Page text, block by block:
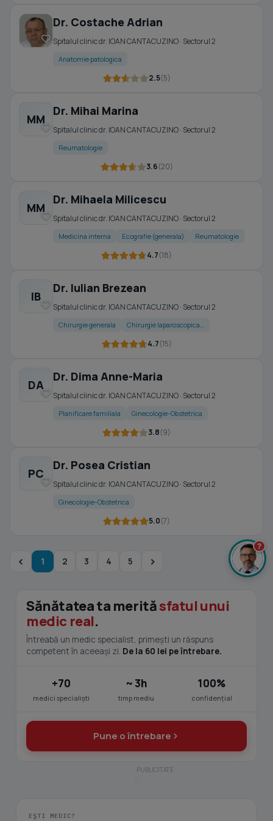
Dr. Costache Adrian
Spitalul clinic dr. IOAN CANTACUZINO · Sectorul 2
Anatomie patologica
2.5(5)
MM
Dr. Mihai Marina
Spitalul clinic dr. IOAN CANTACUZINO · Sectorul 2
Reumatologie
3.6(20)
MM
Dr. Mihaela Milicescu
Spitalul clinic dr. IOAN CANTACUZINO · Sectorul 2
Medicina interna Ecografie (generala) Reumatologie
4.7(18)
IB
Dr. Iulian Brezean
Spitalul clinic dr. IOAN CANTACUZINO · Sectorul 2
Chirurgie generala Chirurgie laparoscopica…
4.7(15)
DA
Dr. Dima Anne-Maria
Spitalul clinic dr. IOAN CANTACUZINO · Sectorul 2
Planificare familiala Ginecologie-Obstetrica
3.8(9)
PC
Dr. Posea Cristian
Spitalul clinic dr. IOAN CANTACUZINO · Sectorul 2
Ginecologie-Obstetrica
5.0(7)
1 2 3 4 5
Sănătatea ta merităsfatul unui
medic real.
Întreabă un medic specialist, primești un răspuns
competent în aceeași zi. De la 60 lei pe întrebare.
+70
medici specialiști
~ 3h
timp mediu
100%
confidențial
Pune o întrebare
EȘTI MEDIC?
?